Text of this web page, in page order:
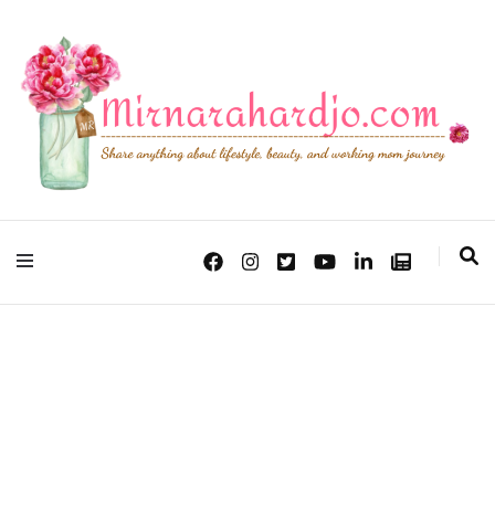
Mirna Rahardjo
Lifestyle, Beauty & Working Mom Journey